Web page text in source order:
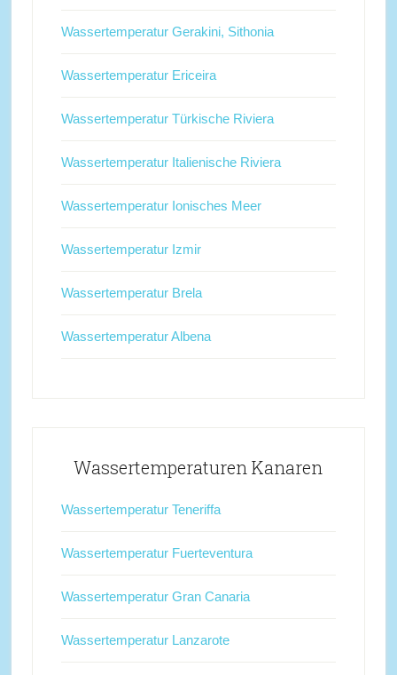
Wassertemperatur Gerakini, Sithonia
Wassertemperatur Ericeira
Wassertemperatur Türkische Riviera
Wassertemperatur Italienische Riviera
Wassertemperatur Ionisches Meer
Wassertemperatur Izmir
Wassertemperatur Brela
Wassertemperatur Albena
Wassertemperaturen Kanaren
Wassertemperatur Teneriffa
Wassertemperatur Fuerteventura
Wassertemperatur Gran Canaria
Wassertemperatur Lanzarote